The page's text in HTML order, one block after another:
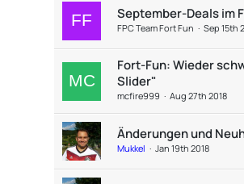
September-Deals im
FPC Team Fort Fun Sep 15th
Fort-Fun: Wieder
Slider"
mcfire999 Aug 27th 2018
Änderungen und
Mukkel Jan 19th 2018